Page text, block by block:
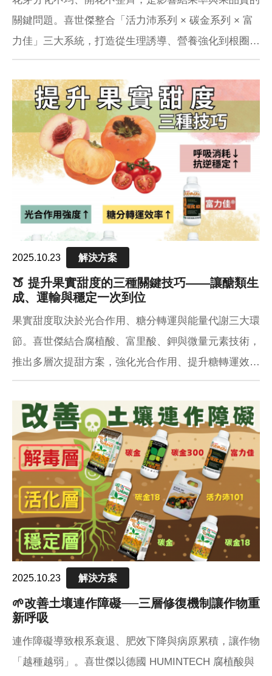
關鍵問題。喜世傑整合「活力沛系列 × 碳金系列 × 富
力佳」三大系統，打造從生理誘導、營養強化到根圈支
撐的全階段開花方案，幫助作物開花整齊、授粉順利、
果實飽滿
2025.10.23 解決方案
🍑 提升果實甜度的三種關鍵技巧——讓醣類生
成、運輸與穩定一次到位
果實甜度取決於光合作用、糖分轉運與能量代謝三大環
節。喜世傑結合腐植酸、富里酸、鉀與微量元素技術，
推出多層次提甜方案，強化光合作用、提升糖轉運效率
並減少呼吸消耗，讓果實不僅甜度更高，也更有香氣與
儲藏力
2025.10.23 解決方案
🌱改善土壤連作障礙──三層修復機制讓作物重
新呼吸
連作障礙導致根系衰退、肥效下降與病原累積，讓作物
「越種越弱」。喜世傑以德國 HUMINTECH 腐植酸與